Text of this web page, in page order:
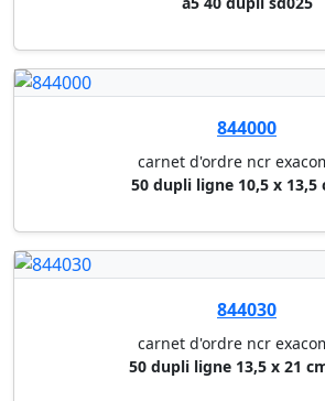
844040
carnet d'ordre ncr
50 tripli ligne 13,5 x 21
carnet d'ordre ncr
50 dupli ligne 21 x 29,7
844070